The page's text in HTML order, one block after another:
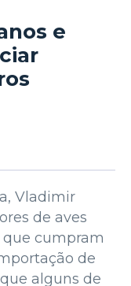
e
Vladimir
de aves
que cumpram
de
alguns de